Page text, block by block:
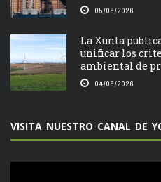
05/08/2026
La Xunta
unificar los
ambiental de
04/08/2026
VISITA NUESTRO CANAL DE